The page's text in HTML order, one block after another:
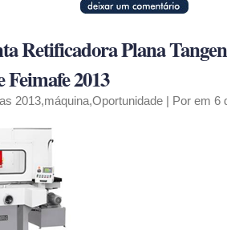
Retificadora Plana
2013
2013,máquina,Oportunidade | Por em 6